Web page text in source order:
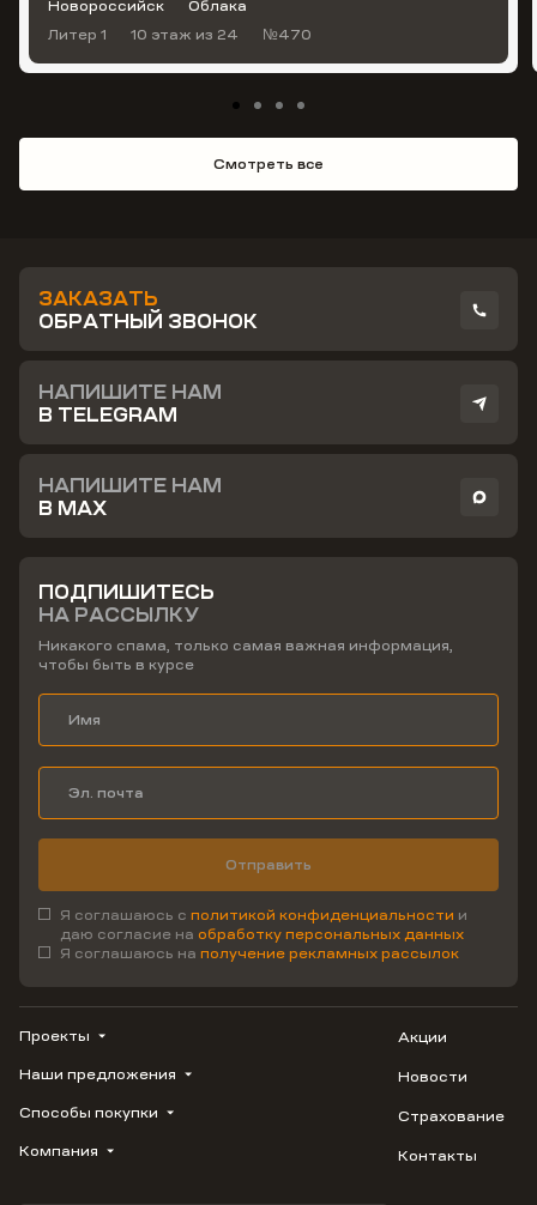
Новороссийск
Облака
Литер 1
10 этаж из 24 №470
Смотреть все
ЗАКАЗАТЬ
ОБРАТНЫЙ ЗВОНОК
НАПИШИТЕ НАМ
В TELEGRAM
НАПИШИТЕ НАМ
В MAX
ПОДПИШИТЕСЬ
НА РАССЫЛКУ
Никакого спама, только самая важная информация,
чтобы быть в курсе
Отправить
Я соглашаюсь с политикой конфиденциальности и
даю согласие на обработку персональных данных
Я соглашаюсь на получение рекламных рассылок
Проекты
ВЕРН
1799
Наши предложения
Купить квартиру
Студию
Способы покупки
Трейд-ин
Компания
Акции
Новости
Страхование
Контакты